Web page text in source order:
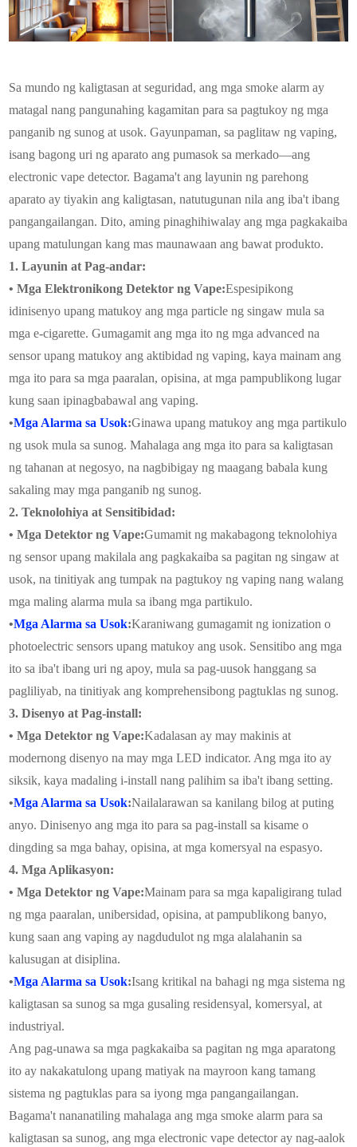
Sa mundo ng kaligtasan at seguridad, ang mga smoke alarm ay
matagal nang pangunahing kagamitan para sa pagtukoy ng mga
panganib ng sunog at usok. Gayunpaman, sa paglitaw ng vaping,
isang bagong uri ng aparato ang pumasok sa merkado—ang
electronic vape detector. Bagama't ang layunin ng parehong
aparato ay tiyakin ang kaligtasan, natutugunan nila ang iba't ibang
pangangailangan. Dito, aming pinaghihiwalay ang mga pagkakaiba
upang matulungan kang mas maunawaan ang bawat produkto.
1. Layunin at Pag-andar:
• Mga Elektronikong Detektor ng Vape:Espesipikong
idinisenyo upang matukoy ang mga particle ng singaw mula sa
mga e-cigarette. Gumagamit ang mga ito ng mga advanced na
sensor upang matukoy ang aktibidad ng vaping, kaya mainam ang
mga ito para sa mga paaralan, opisina, at mga pampublikong lugar
kung saan ipinagbabawal ang vaping.
•Mga Alarma sa Usok:Ginawa upang matukoy ang mga partikulo
ng usok mula sa sunog. Mahalaga ang mga ito para sa kaligtasan
ng tahanan at negosyo, na nagbibigay ng maagang babala kung
sakaling may mga panganib ng sunog.
2. Teknolohiya at Sensitibidad:
• Mga Detektor ng Vape:Gumamit ng makabagong teknolohiya
ng sensor upang makilala ang pagkakaiba sa pagitan ng singaw at
usok, na tinitiyak ang tumpak na pagtukoy ng vaping nang walang
mga maling alarma mula sa ibang mga partikulo.
•Mga Alarma sa Usok:Karaniwang gumagamit ng ionization o
photoelectric sensors upang matukoy ang usok. Sensitibo ang mga
ito sa iba't ibang uri ng apoy, mula sa pag-uusok hanggang sa
pagliliyab, na tinitiyak ang komprehensibong pagtuklas ng sunog.
3. Disenyo at Pag-install:
• Mga Detektor ng Vape:Kadalasan ay may makinis at
modernong disenyo na may mga LED indicator. Ang mga ito ay
siksik, kaya madaling i-install nang palihim sa iba't ibang setting.
•Mga Alarma sa Usok:Nailalarawan sa kanilang bilog at puting
anyo. Dinisenyo ang mga ito para sa pag-install sa kisame o
dingding sa mga bahay, opisina, at mga komersyal na espasyo.
4. Mga Aplikasyon:
• Mga Detektor ng Vape:Mainam para sa mga kapaligirang tulad
ng mga paaralan, unibersidad, opisina, at pampublikong banyo,
kung saan ang vaping ay nagdudulot ng mga alalahanin sa
kalusugan at disiplina.
•Mga Alarma sa Usok:Isang kritikal na bahagi ng mga sistema ng
kaligtasan sa sunog sa mga gusaling residensyal, komersyal, at
industriyal.
Ang pag-unawa sa mga pagkakaiba sa pagitan ng mga aparatong
ito ay nakakatulong upang matiyak na mayroon kang tamang
sistema ng pagtuklas para sa iyong mga pangangailangan.
Bagama't nananatiling mahalaga ang mga smoke alarm para sa
kaligtasan sa sunog, ang mga electronic vape detector ay nag-aalok